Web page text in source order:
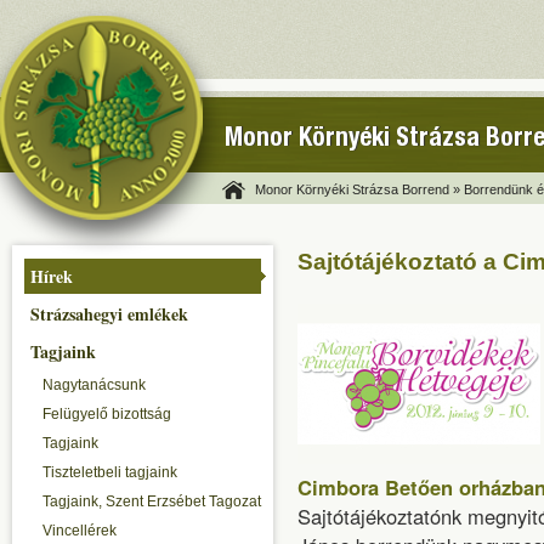
Monor Környéki Strázsa
Monor Környéki Strázsa Borrend » Borrendünk
Hírek
Strázsahegyi emlékek
Tagjaink
Nagytanácsunk
Felügyelő bizottság
Tagjaink
Tiszteletbeli tagjaink
Tagjaink, Szent Erzsébet Tagozat
Vincellérek
Sajtótájékoztató a
Cimbora Betően
Sajtótájékoztatónk